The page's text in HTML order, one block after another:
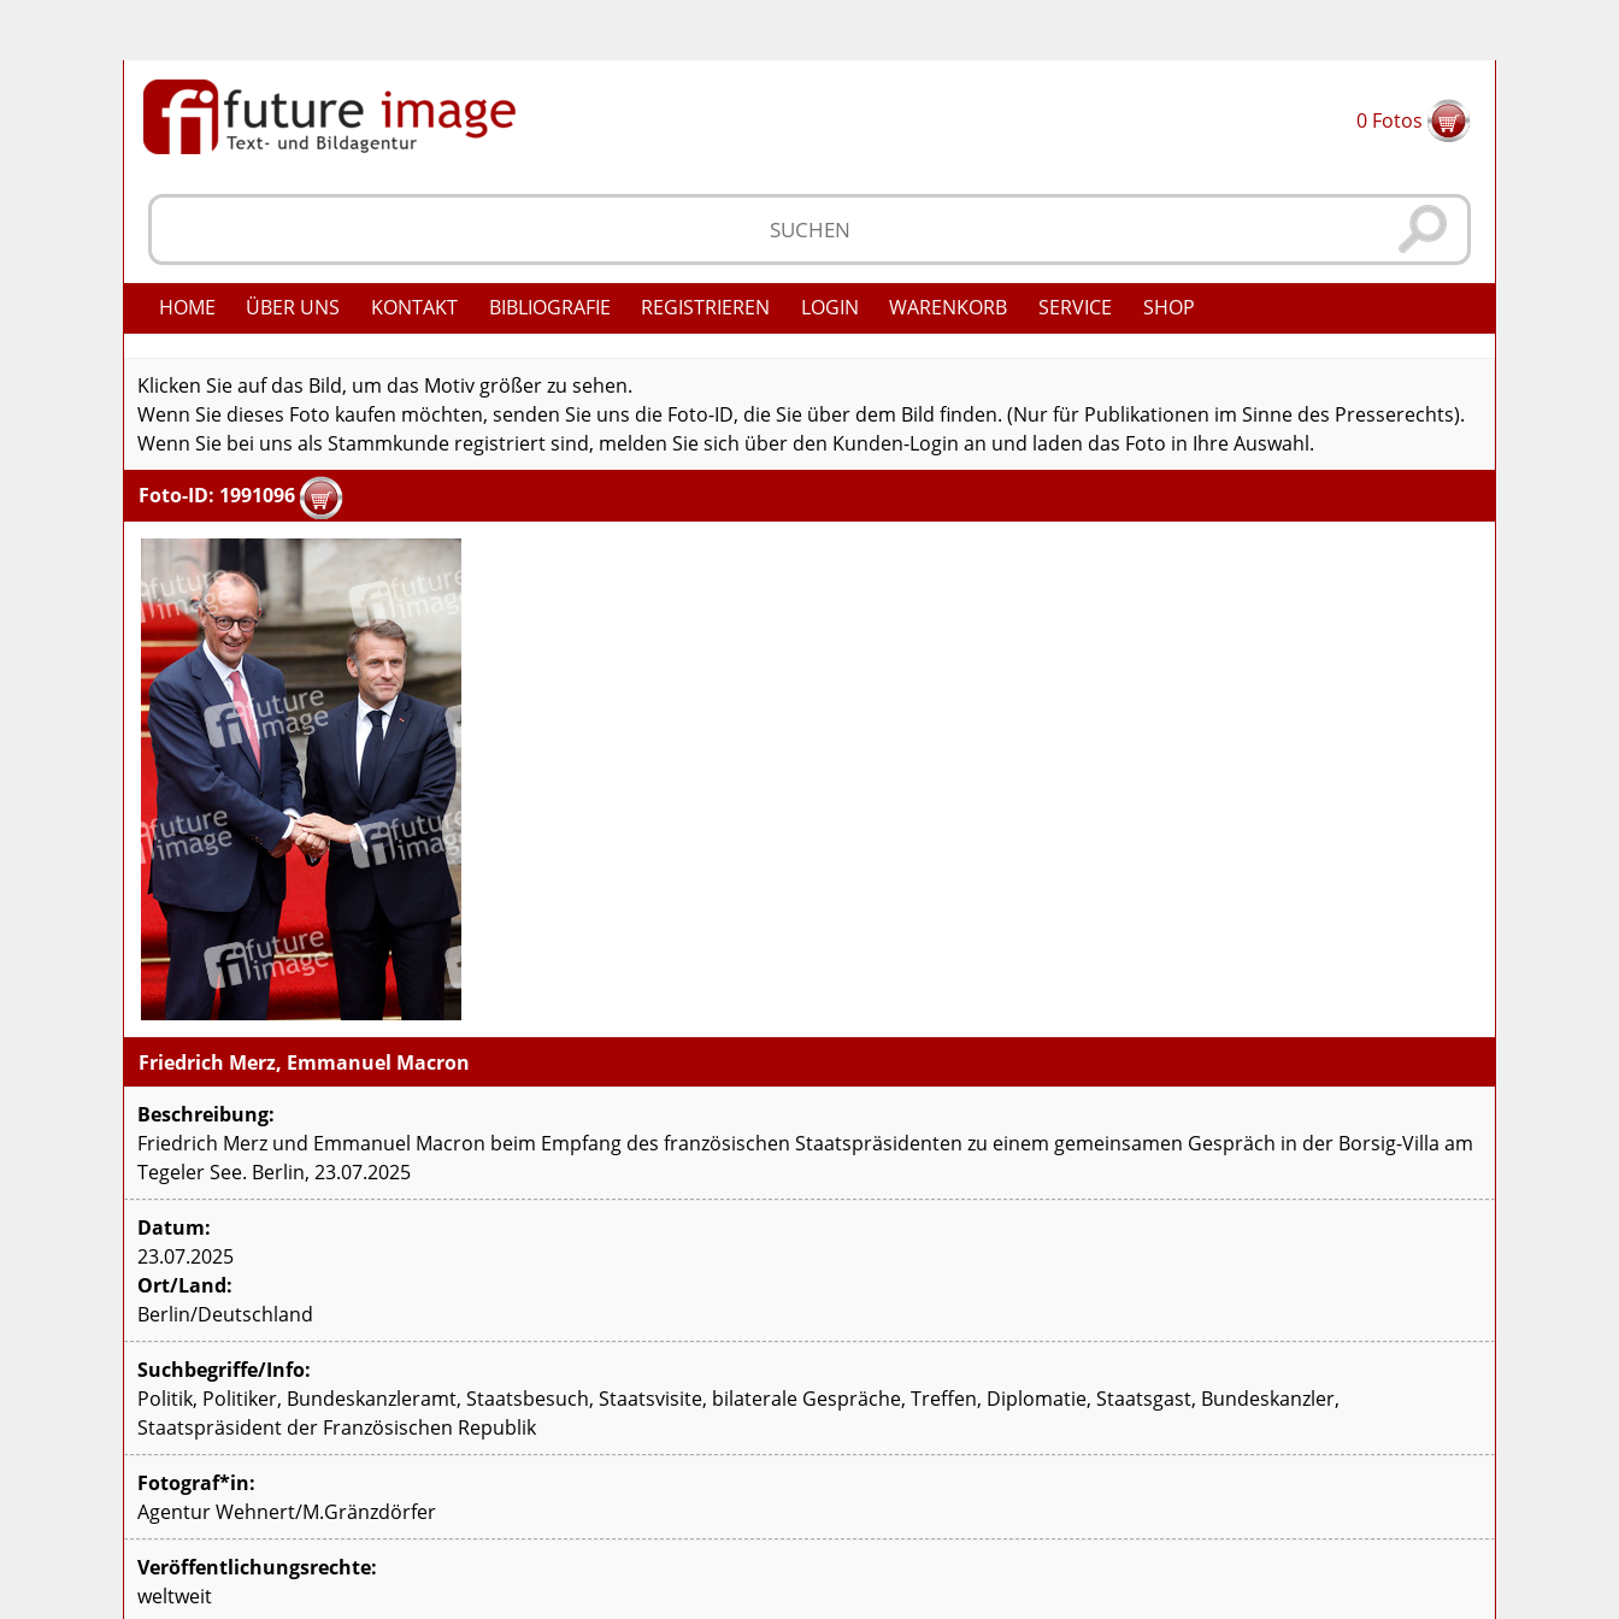
0 Fotos
HOME ÜBER UNS KONTAKT BIBLIOGRAFIE REGISTRIEREN LOGIN WARENKORB SERVICE SHOP
Klicken Sie auf das Bild, um das Motiv größer zu sehen.
Wenn Sie dieses Foto kaufen möchten, senden Sie uns die Foto-ID, die Sie über dem Bild finden. (Nur für Publikationen im Sinne des Presserechts).
Wenn Sie bei uns als Stammkunde registriert sind, melden Sie sich über den Kunden-Login an und laden das Foto in Ihre Auswahl.
Foto-ID: 1991096
Friedrich Merz, Emmanuel Macron
Beschreibung:
Friedrich Merz und Emmanuel Macron beim Empfang des französischen Staatspräsidenten zu einem gemeinsamen Gespräch in der Borsig-Villa am
Tegeler See. Berlin, 23.07.2025
Datum:
23.07.2025
Ort/Land:
Berlin/Deutschland
Suchbegriffe/Info:
Politik, Politiker, Bundeskanzleramt, Staatsbesuch, Staatsvisite, bilaterale Gespräche, Treffen, Diplomatie, Staatsgast, Bundeskanzler,
Staatspräsident der Französischen Republik
Fotograf*in:
Agentur Wehnert/M.Gränzdörfer
Veröffentlichungsrechte:
weltweit